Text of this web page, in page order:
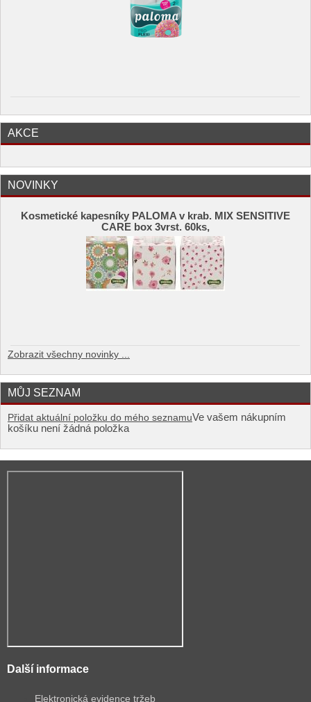
AKCE
NOVINKY
Kosmetické kapesníky PALOMA v krab. MIX SENSITIVE
CARE box 3vrst. 60ks,
Zobrazit všechny novinky ...
MŮJ SEZNAM
Přidat aktuální položku do mého seznamuVe vašem nákupním
košíku není žádná položka
Další informace
Elektronická evidence tržeb